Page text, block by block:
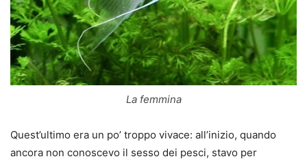
La femmina
Quest’ultimo era un po’ troppo vivace: all’inizio, quando
ancora non conoscevo il sesso dei pesci, stavo per